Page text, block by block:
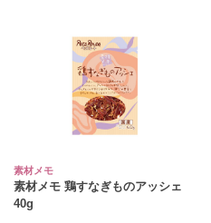
素材メモ
素材メモ 鶏すなぎものアッシェ
40g